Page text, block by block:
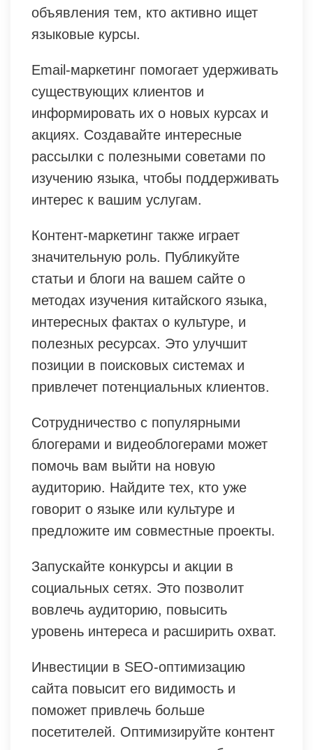
объявления тем, кто активно ищет
языковые курсы.
Email-маркетинг помогает удерживать
существующих клиентов и
информировать их о новых курсах и
акциях. Создавайте интересные
рассылки с полезными советами по
изучению языка, чтобы поддерживать
интерес к вашим услугам.
Контент-маркетинг также играет
значительную роль. Публикуйте
статьи и блоги на вашем сайте о
методах изучения китайского языка,
интересных фактах о культуре, и
полезных ресурсах. Это улучшит
позиции в поисковых системах и
привлечет потенциальных клиентов.
Сотрудничество с популярными
блогерами и видеоблогерами может
помочь вам выйти на новую
аудиторию. Найдите тех, кто уже
говорит о языке или культуре и
предложите им совместные проекты.
Запускайте конкурсы и акции в
социальных сетях. Это позволит
вовлечь аудиторию, повысить
уровень интереса и расширить охват.
Инвестиции в SEO-оптимизацию
сайта повысит его видимость и
поможет привлечь больше
посетителей. Оптимизируйте контент